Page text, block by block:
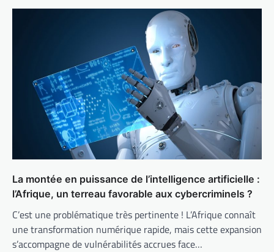
La montée en puissance de l’intelligence artificielle :
l’Afrique, un terreau favorable aux cybercriminels ?
C’est une problématique très pertinente ! L’Afrique connaît
une transformation numérique rapide, mais cette expansion
s’accompagne de vulnérabilités accrues face…